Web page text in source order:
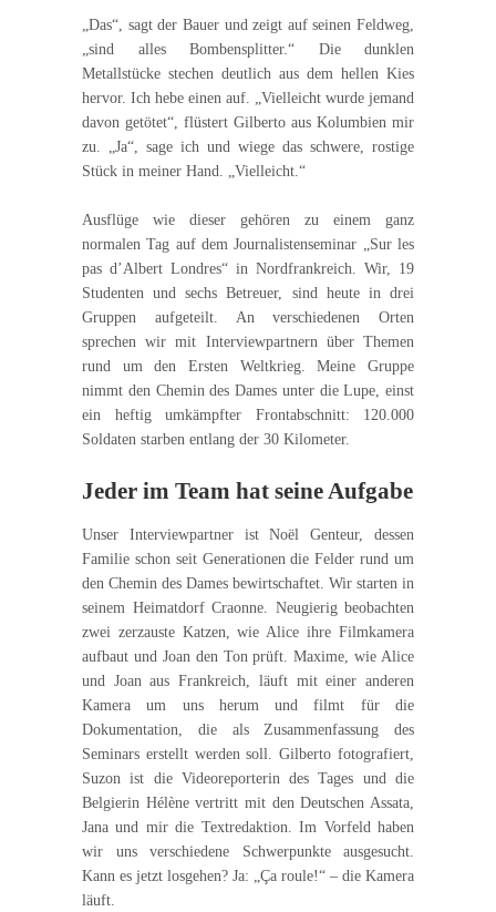
„Das“, sagt der Bauer und zeigt auf seinen Feldweg,
„sind alles Bombensplitter.“ Die dunklen
Metallstücke stechen deutlich aus dem hellen Kies
hervor. Ich hebe einen auf. „Vielleicht wurde jemand
davon getötet“, flüstert Gilberto aus Kolumbien mir
zu. „Ja“, sage ich und wiege das schwere, rostige
Stück in meiner Hand. „Vielleicht.“
Ausflüge wie dieser gehören zu einem ganz
normalen Tag auf dem Journalistenseminar „Sur les
pas d’Albert Londres“ in Nordfrankreich. Wir, 19
Studenten und sechs Betreuer, sind heute in drei
Gruppen aufgeteilt. An verschiedenen Orten
sprechen wir mit Interviewpartnern über Themen
rund um den Ersten Weltkrieg. Meine Gruppe
nimmt den Chemin des Dames unter die Lupe, einst
ein heftig umkämpfter Frontabschnitt: 120.000
Soldaten starben entlang der 30 Kilometer.
Jeder im Team hat seine Aufgabe
Unser Interviewpartner ist Noël Genteur, dessen
Familie schon seit Generationen die Felder rund um
den Chemin des Dames bewirtschaftet. Wir starten in
seinem Heimatdorf Craonne. Neugierig beobachten
zwei zerzauste Katzen, wie Alice ihre Filmkamera
aufbaut und Joan den Ton prüft. Maxime, wie Alice
und Joan aus Frankreich, läuft mit einer anderen
Kamera um uns herum und filmt für die
Dokumentation, die als Zusammenfassung des
Seminars erstellt werden soll. Gilberto fotografiert,
Suzon ist die Videoreporterin des Tages und die
Belgierin Hélène vertritt mit den Deutschen Assata,
Jana und mir die Textredaktion. Im Vorfeld haben
wir uns verschiedene Schwerpunkte ausgesucht.
Kann es jetzt losgehen? Ja: „Ça roule!“ – die Kamera
läuft.